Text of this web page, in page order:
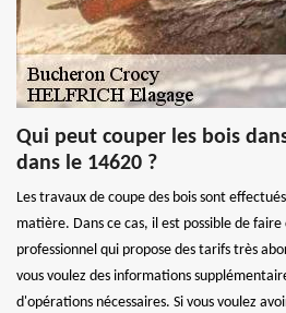
Qui peut couper les bois
dans le 14620 ?
Les travaux de coupe des bois sont
matière. Dans ce cas, il est possible de
professionnel qui propose des tarifs très
vous voulez des informations
d'opérations nécessaires. Si vous voulez